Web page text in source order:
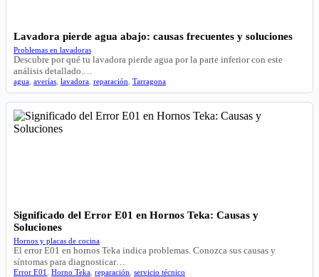
Lavadora pierde agua abajo: causas frecuentes y soluciones
Problemas en lavadoras
Descubre por qué tu lavadora pierde agua por la parte inferior con este
análisis detallado.…
agua averías lavadora reparación Tarragona
Significado del Error E01 en Hornos Teka: Causas y
Soluciones
Hornos y placas de cocina
El error E01 en hornos Teka indica problemas. Conozca sus causas y
síntomas para diagnosticar…
Error E01 Horno Teka reparación servicio técnico